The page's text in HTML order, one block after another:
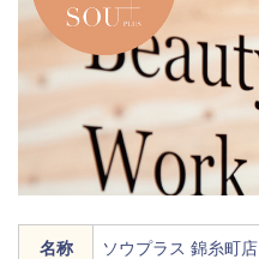
名称 ソウプラス 錦糸町店